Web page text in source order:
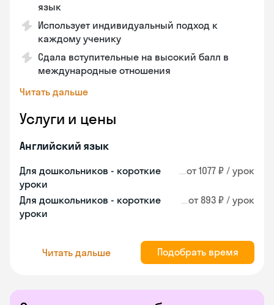
язык
Использует индивидуальный подход к
каждому ученику
Сдала вступительные на высокий балл в
международные отношения
Читать дальше
Услуги и цены
Английский язык
Для дошкольников - короткие
уроки
от 1077 ₽ / урок
Для дошкольников - короткие
уроки
от 893 ₽ / урок
Читать дальше Подобрать время